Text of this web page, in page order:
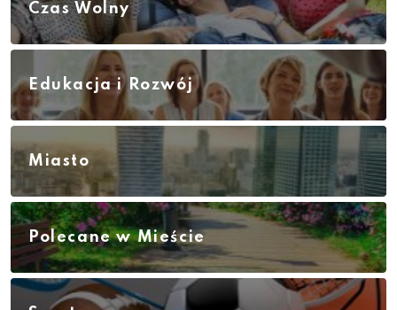
Czas Wolny
Edukacja i Rozwój
Miasto
Polecane w Mieście